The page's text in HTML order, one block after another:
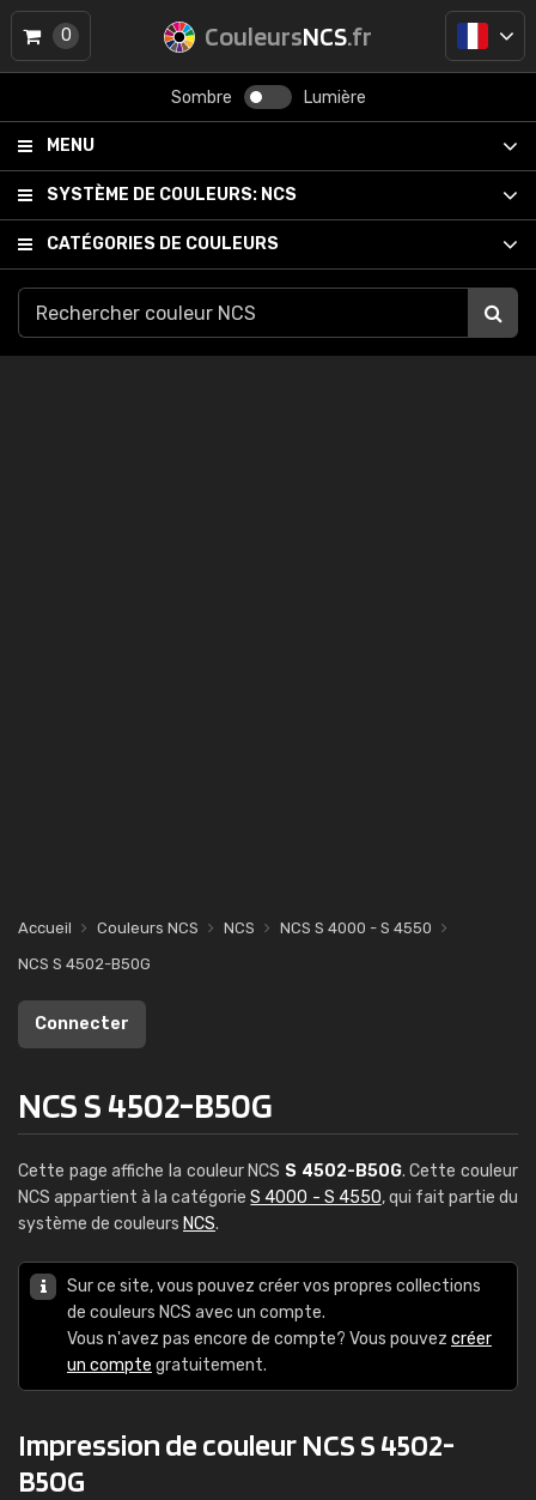
CouleursNCS.fr
Sombre Lumière
MENU
SYSTÈME DE COULEURS: NCS
CATÉGORIES DE COULEURS
0
Accueil Couleurs NCS NCS
NCS S 4000 - S 4550
NCS S 4502-B50G
Connecter
NCS S 4502-B50G
Cette page affiche la couleur NCS S 4502-B50G. Cette couleur
NCS appartient à la catégorieS 4000 - S 4550, qui fait partie du
système de couleurs NCS.
Sur ce site, vous pouvez créer vos propres collections
de couleurs NCS avec un compte.
Vous n'avez pas encore de compte? Vous pouvez créer
un compte gratuitement.
Impression de couleur NCS S 4502-
B50G